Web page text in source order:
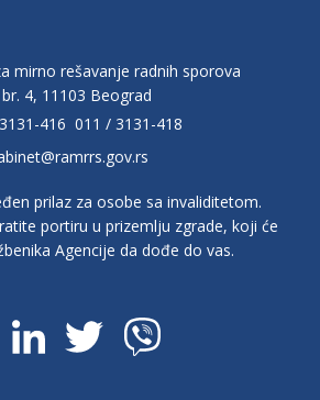
mirno rešavanje radnih sporova
4, 11103 Beograd
416 011 / 3131-418
prilaz za osobe sa invaliditetom.
portiru u prizemlju zgrade, koji će
Agencije da dođe do vas.